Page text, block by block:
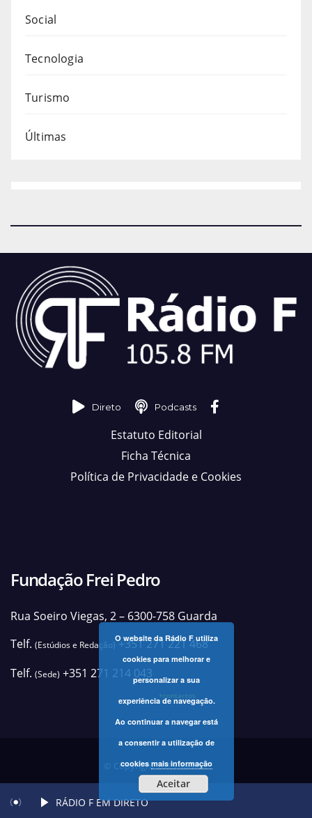
Social
Tecnologia
Turismo
Últimas
Direto Podcasts
Estatuto Editorial
Ficha Técnica
Política de Privacidade e Cookies
Fundação Frei Pedro
Rua Soeiro Viegas, 2 – 6300-758 Guarda
Telf. (Estúdios e Redação)+351 271 221 468
Telf. (Sede) +351 271 214 043
+contactos
© Copyright 2025 Rádio F
O website da Rádio F utiliza
cookies para melhorar e
personalizar a sua
experiência de navegação.
Ao continuar a navegar está
a consentir a utilização de
cookiesmais informação
Aceitar
RÁDIO F EM DIRETO